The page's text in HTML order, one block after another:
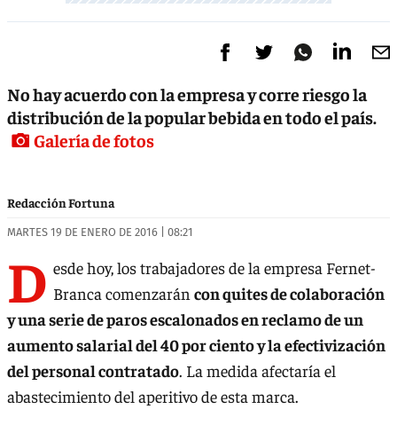
No hay acuerdo con la empresa y corre riesgo la
distribución de la popular bebida en todo el país.
Galería de fotos
Redacción Fortuna
MARTES 19 DE ENERO DE 2016 | 08:21
D esde hoy, los trabajadores de la empresa Fernet-
Branca comenzarán con quites de colaboración
y una serie de paros escalonados en reclamo de un
aumento salarial del 40 por ciento y la efectivización
del personal contratado. La medida afectaría el
abastecimiento del aperitivo de esta marca.